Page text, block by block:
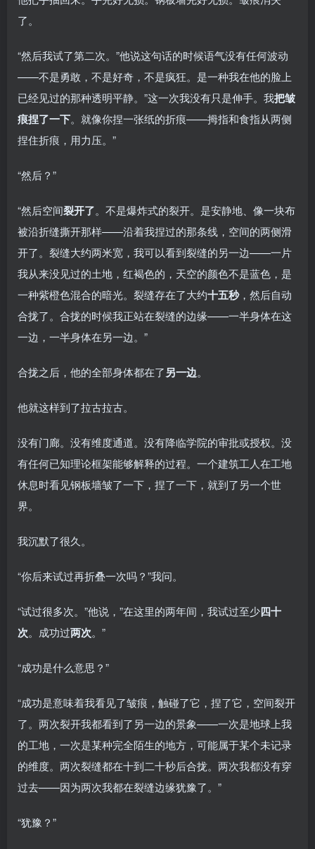
了。
“然后我试了第二次。”他说这句话的时候语气没有任何波动
——不是勇敢，不是好奇，不是疯狂。是一种我在他的脸上
已经见过的那种透明平静。”这一次我没有只是伸手。我把皱
痕捏了一下。就像你捏一张纸的折痕——拇指和食指从两侧
捏住折痕，用力压。”
“然后？”
“然后空间裂开了。不是爆炸式的裂开。是安静地、像一块布
被沿折缝撕开那样——沿着我捏过的那条线，空间的两侧滑
开了。裂缝大约两米宽，我可以看到裂缝的另一边——一片
我从来没见过的土地，红褐色的，天空的颜色不是蓝色，是
一种紫橙色混合的暗光。裂缝存在了大约十五秒，然后自动
合拢了。合拢的时候我正站在裂缝的边缘——一半身体在这
一边，一半身体在另一边。”
合拢之后，他的全部身体都在了另一边。
他就这样到了拉古拉古。
没有门廊。没有维度通道。没有降临学院的审批或授权。没
有任何已知理论框架能够解释的过程。一个建筑工人在工地
休息时看见钢板墙皱了一下，捏了一下，就到了另一个世
界。
我沉默了很久。
“你后来试过再折叠一次吗？”我问。
“试过很多次。”他说，”在这里的两年间，我试过至少四十
次。成功过两次。”
“成功是什么意思？”
“成功是意味着我看见了皱痕，触碰了它，捏了它，空间裂开
了。两次裂开我都看到了另一边的景象——一次是地球上我
的工地，一次是某种完全陌生的地方，可能属于某个未记录
的维度。两次裂缝都在十到二十秒后合拢。两次我都没有穿
过去——因为两次我都在裂缝边缘犹豫了。”
“犹豫？”